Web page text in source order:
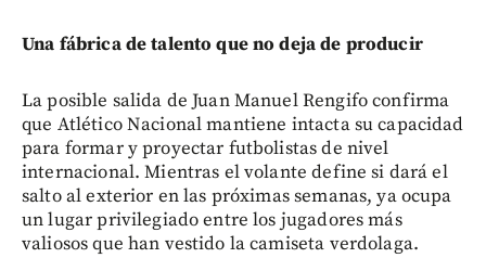
Una fábrica de talento que no deja de producir
La posible salida de Juan Manuel Rengifo confirma
que Atlético Nacional mantiene intacta su capacidad
para formar y proyectar futbolistas de nivel
internacional. Mientras el volante define si dará el
salto al exterior en las próximas semanas, ya ocupa
un lugar privilegiado entre los jugadores más
valiosos que han vestido la camiseta verdolaga.